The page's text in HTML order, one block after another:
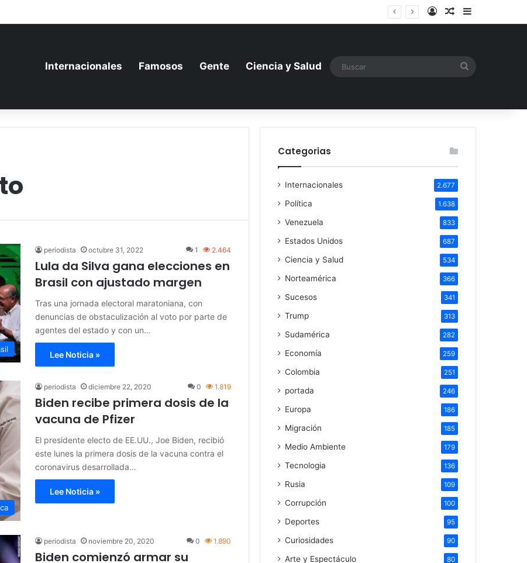
aumenta su gasto militar y busca consolidarse como potencia armamentística ante la amenaza rusa Iniciar sesión
ArtículoBarra lateral
Internacionales Famosos Gente Ciencia y Salud
periodista octubre 31, 2022 1 2.464
Lula da Silva gana elecciones en
Brasil con ajustado margen
Tras una jornada electoral maratoniana, con
denuncias de obstaculización al voto por parte de
agentes del estado y con un…
Lee Noticia »
periodista diciembre 22, 2020 0 1.819
Biden recibe primera dosis de la
vacuna de Pfizer
El presidente electo de EE.UU., Joe Biden, recibió
este lunes la primera dosis de la vacuna contra el
coronavirus desarrollada…
Lee Noticia »
periodista noviembre 20, 2020 0 1.890
Biden comienzó armar su
Categorias
Internacionales 2.677
Política 1.638
Venezuela 833
Estados Unidos 687
Ciencia y Salud 534
Norteamérica 366
Sucesos 341
Trump 313
Sudamérica 282
Economía 259
Colombia 251
portada 246
Europa 186
Migración 185
Medio Ambiente 179
Tecnologia 136
Rusia 109
Corrupción 100
Deportes 95
Curiosidades 90
Arte y Espectáculo 80